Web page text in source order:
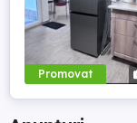
Promovat